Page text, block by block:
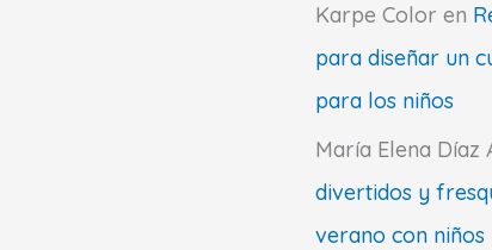
Karpe Color en
para diseñar un
para los niños
María Elena Díaz
divertidos y
verano con niños